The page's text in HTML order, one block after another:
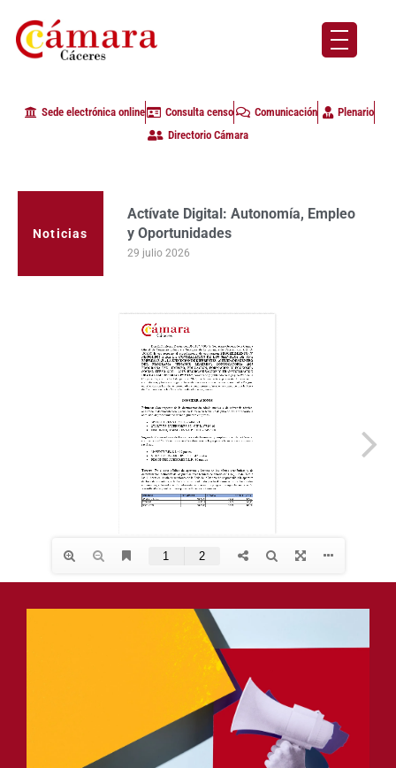
Sede electrónica online Consulta censo Comunicación
Plenario
Directorio Cámara
Noticias
Actívate Digital: Autonomía, Empleo
y Oportunidades
29 julio 2026